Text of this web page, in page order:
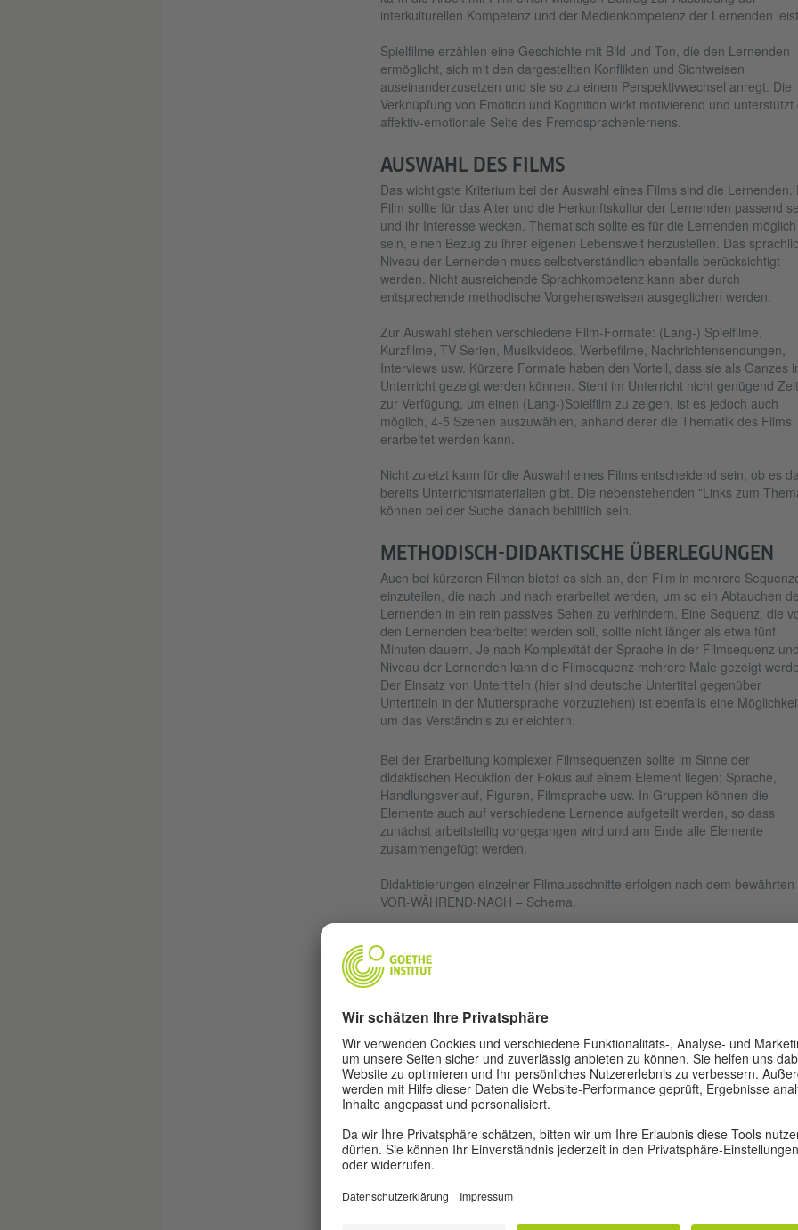
interkulturellen Kompetenz und der Medienkompetenz der Lernenden
Spielfilme erzählen eine Geschichte mit Bild und Ton, die den Lernenden
ermöglicht, sich mit den dargestellten Konflikten und Sichtweisen
auseinanderzusetzen und sie so zu einem Perspektivwechsel anregt. Die
Verknüpfung von Emotion und Kognition wirkt motivierend und unterstützt
affektiv-emotionale Seite des Fremdsprachenlernens.
AUSWAHL DES FILMS
Das wichtigste Kriterium bei der Auswahl eines Films sind die Lernenden.
Film sollte für das Alter und die Herkunftskultur der Lernenden passend
und ihr Interesse wecken. Thematisch sollte es für die Lernenden möglich
sein, einen Bezug zu ihrer eigenen Lebenswelt herzustellen. Das
Niveau der Lernenden muss selbstverständlich ebenfalls berücksichtigt
werden. Nicht ausreichende Sprachkompetenz kann aber durch
entsprechende methodische Vorgehensweisen ausgeglichen werden.
Zur Auswahl stehen verschiedene Film-Formate: (Lang-) Spielfilme,
Kurzfilme, TV-Serien, Musikvideos, Werbefilme, Nachrichtensendungen,
Interviews usw. Kürzere Formate haben den Vorteil, dass sie als Ganzes
Unterricht gezeigt werden können. Steht im Unterricht nicht genügend Zeit
zur Verfügung, um einen (Lang-)Spielfilm zu zeigen, ist es jedoch auch
möglich, 4-5 Szenen auszuwählen, anhand derer die Thematik des Films
erarbeitet werden kann.
Nicht zuletzt kann für die Auswahl eines Films entscheidend sein, ob es
bereits Unterrichtsmaterialien gibt. Die nebenstehenden "Links zum
können bei der Suche danach behilflich sein.
METHODISCH-DIDAKTISCHE ÜBERLEGUNGEN
Auch bei kürzeren Filmen bietet es sich an, den Film in mehrere
einzuteilen, die nach und nach erarbeitet werden, um so ein Abtauchen
Lernenden in ein rein passives Sehen zu verhindern. Eine Sequenz, die
den Lernenden bearbeitet werden soll, sollte nicht länger als etwa fünf
Minuten dauern. Je nach Komplexität der Sprache in der Filmsequenz
Niveau der Lernenden kann die Filmsequenz mehrere Male gezeigt
Der Einsatz von Untertiteln (hier sind deutsche Untertitel gegenüber
Untertiteln in der Muttersprache vorzuziehen) ist ebenfalls eine
um das Verständnis zu erleichtern.
Bei der Erarbeitung komplexer Filmsequenzen sollte im Sinne der
didaktischen Reduktion der Fokus auf einem Element liegen: Sprache,
Handlungsverlauf, Figuren, Filmsprache usw. In Gruppen können die
Elemente auch auf verschiedene Lernende aufgeteilt werden, so dass
zunächst arbeitsteilig vorgegangen wird und am Ende alle Elemente
zusammengefügt werden.
Didaktisierungen einzelner Filmausschnitte erfolgen nach dem bewährten
VOR-WÄHREND-NACH – Schema.
wecken ihre Neugier und bieten Vorentlastung im Hinblick auf Wortschatz,
geschichtlichen Hintergrund oder landeskundliche Informationen.
Aufgaben WÄHREND DES SEHENS sollen einem passiven Sehen
und das Verständnis erleichtern.
Aufgaben NACH DEM SEHEN helfen, das Gesehene und Gehörte
verstehend zu vertiefen und ermöglichen, einen Bezug zur eigenen
Lebenswelt herzustellen.
BEISPIELE FÜR AUFGABENFORMEN
Didaktisierung des Films „Deine Schönheit ist nichts wert“